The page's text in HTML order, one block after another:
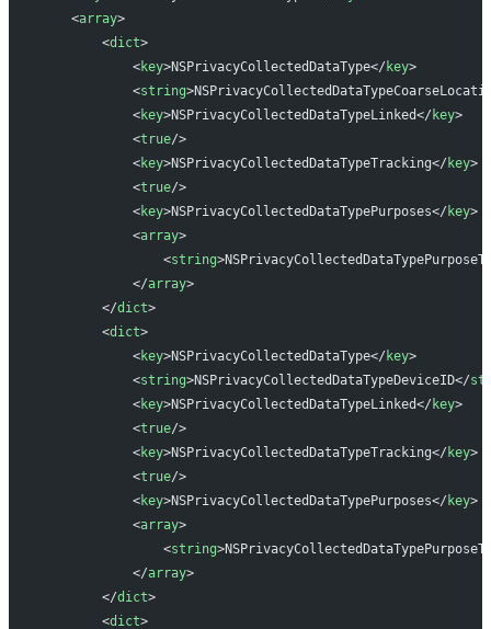
    <
array>
        <
dict>
            <
key>NSPrivacyCollectedDataType</ key>
            <
string
            <
key>NSPrivacyCollectedDataTypeLinked</ key>
            <
true/>
            <
key>NSPrivacyCollectedDataTypeTracking</ key>
            <
true/>
            <
key>NSPrivacyCollectedDataTypePurposes</ key>
            <
array>
                <
string
            </
array>
        </
dict>
        <
dict>
            <
key>NSPrivacyCollectedDataType</ key>
            <
string>NSPrivacyCollectedDataTypeDeviceID</
            <
key>NSPrivacyCollectedDataTypeLinked</ key>
            <
true/>
            <
key>NSPrivacyCollectedDataTypeTracking</ key>
            <
true/>
            <
key>NSPrivacyCollectedDataTypePurposes</ key>
            <
array>
                <
string
            </
array>
        </
dict>
        <
dict>